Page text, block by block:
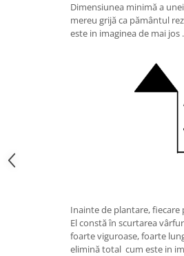
Dimensiunea minimă a
mereu grijă ca pământul
este in imaginea de mai
Inainte de plantare,
El constă în scurtarea
foarte viguroase, foarte
elimină total cum este in